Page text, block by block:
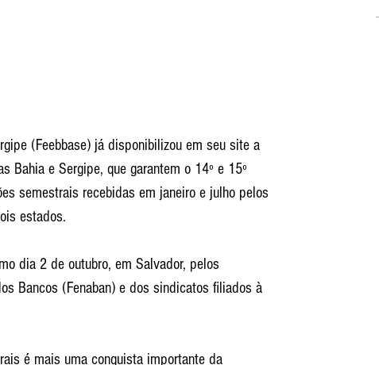
(Feebbase) já disponibilizou em seu site a
Bahia e Sergipe, que garantem o 14º e 15º
semestrais recebidas em janeiro e julho pelos
estados.
dia 2 de outubro, em Salvador, pelos
Bancos (Fenaban) e dos sindicatos filiados à
é mais uma conquista importante da